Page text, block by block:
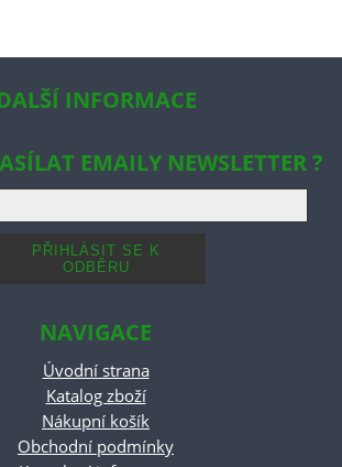
INFORMACE
EMAILY NEWSLETTER ?
NAVIGACE
Úvodní strana
Katalog zboží
Nákupní košík
Obchodní podmínky